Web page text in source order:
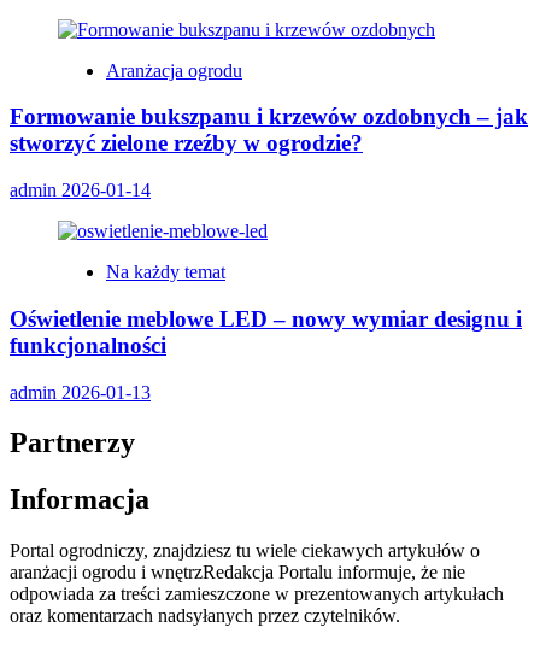
Aranżacja ogrodu
Formowanie bukszpanu i krzewów ozdobnych – jak
stworzyć zielone rzeźby w ogrodzie?
admin 2026-01-14
Na każdy temat
Oświetlenie meblowe LED – nowy wymiar designu i
funkcjonalności
admin 2026-01-13
Partnerzy
Informacja
Portal ogrodniczy, znajdziesz tu wiele ciekawych artykułów o
aranżacji ogrodu i wnętrzRedakcja Portalu informuje, że nie
odpowiada za treści zamieszczone w prezentowanych artykułach
oraz komentarzach nadsyłanych przez czytelników.